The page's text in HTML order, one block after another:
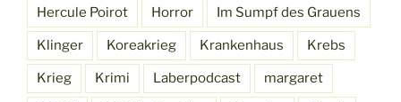
Hercule Poirot Horror Im Sumpf des Grauens
Klinger Koreakrieg Krankenhaus Krebs
Krieg Krimi Laberpodcast margaret